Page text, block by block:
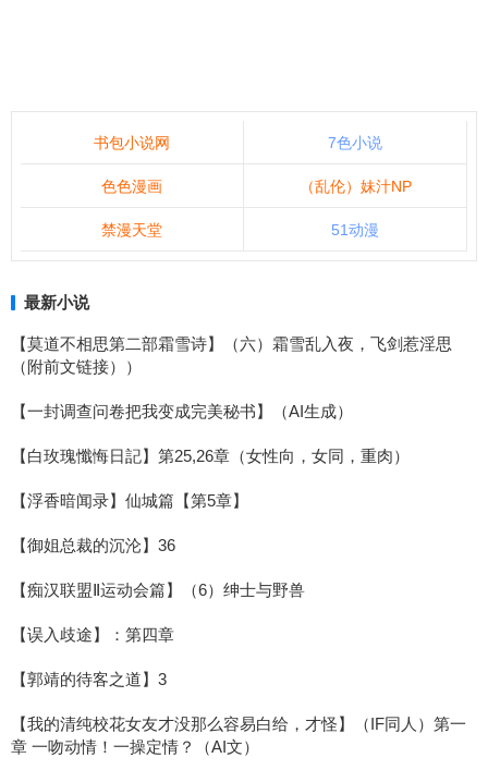
书包小说网 7色小说
色色漫画 （乱伦）妹汁NP
禁漫天堂 51动漫
最新小说
【莫道不相思第二部霜雪诗】（六）霜雪乱入夜，飞剑惹淫思
（附前文链接））
【一封调查问卷把我变成完美秘书】（AI生成）
【白玫瑰懺悔日記】第25,26章（女性向，女同，重肉）
【浮香暗闻录】仙城篇【第5章】
【御姐总裁的沉沦】36
【痴汉联盟Ⅱ运动会篇】（6）绅士与野兽
【误入歧途】：第四章
【郭靖的待客之道】3
【我的清纯校花女友才没那么容易白给，才怪】（IF同人）第一
章 一吻动情！一操定情？（AI文）